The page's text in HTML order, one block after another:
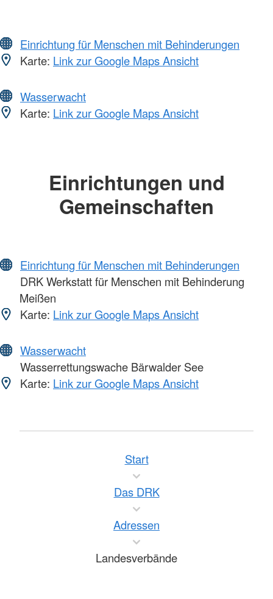
Einrichtung für Menschen mit Behinderungen
Karte: Link zur Google Maps Ansicht
Wasserwacht
Karte: Link zur Google Maps Ansicht
Einrichtungen und
Gemeinschaften
Einrichtung für Menschen mit Behinderungen
DRK Werkstatt für Menschen mit Behinderung
Meißen
Karte: Link zur Google Maps Ansicht
Wasserwacht
Wasserrettungswache Bärwalder See
Karte: Link zur Google Maps Ansicht
Start
Das DRK
Adressen
Landesverbände